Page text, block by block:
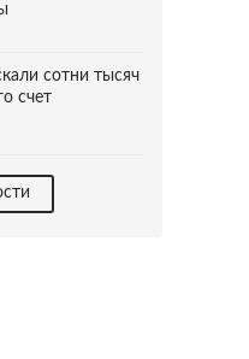
сотни тысяч
счет